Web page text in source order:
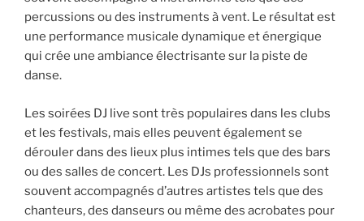
percussions ou des instruments à vent. Le résultat est
une performance musicale dynamique et énergique
qui crée une ambiance électrisante sur la piste de
danse.
Les soirées DJ live sont très populaires dans les clubs
et les festivals, mais elles peuvent également se
dérouler dans des lieux plus intimes tels que des bars
ou des salles de concert. Les DJs professionnels sont
souvent accompagnés d’autres artistes tels que des
chanteurs, des danseurs ou même des acrobates pour